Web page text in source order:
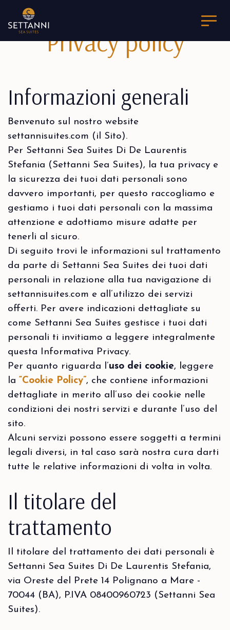
Privacy policy
Informazioni generali
Benvenuto sul nostro website
settannisuites.com (il Sito).
Per Settanni Sea Suites Di De Laurentis
Stefania (Settanni Sea Suites), la tua privacy e
la sicurezza dei tuoi dati personali sono
davvero importanti, per questo raccogliamo e
gestiamo i tuoi dati personali con la massima
attenzione e adottiamo misure adatte per
tenerli al sicuro.
Di seguito trovi le informazioni sul trattamento
da parte di Settanni Sea Suites dei tuoi dati
personali in relazione alla tua navigazione di
settannisuites.com e all’utilizzo dei servizi
offerti. Per avere indicazioni dettagliate su
come Settanni Sea Suites gestisce i tuoi dati
personali ti invitiamo a leggere integralmente
questa Informativa Privacy.
Per quanto riguarda l’uso dei cookie, leggere
la “Cookie Policy”, che contiene informazioni
dettagliate in merito all’uso dei cookie nelle
condizioni dei nostri servizi e durante l’uso del
sito.
Alcuni servizi possono essere soggetti a termini
legali diversi, in tal caso sarà nostra cura darti
tutte le relative informazioni di volta in volta.
Il titolare del
trattamento
Il titolare del trattamento dei dati personali è
Settanni Sea Suites Di De Laurentis Stefania,
via Oreste del Prete 14 Polignano a Mare -
70044 (BA), P.IVA 08400960723 (Settanni Sea
Suites).